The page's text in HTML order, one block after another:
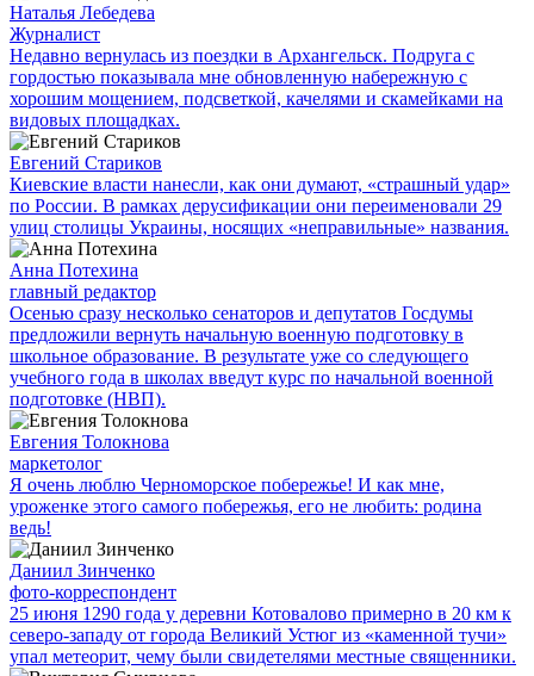
Наталья Лебедева
Журналист
Недавно вернулась из поездки в Архангельск. Подруга с
гордостью показывала мне обновленную набережную с
хорошим мощением, подсветкой, качелями и скамейками на
видовых площадках.
Евгений Стариков
Киевские власти нанесли, как они думают, «страшный удар»
по России. В рамках дерусификации они переименовали 29
улиц столицы Украины, носящих «неправильные» названия.
Анна Потехина
главный редактор
Осенью сразу несколько сенаторов и депутатов Госдумы
предложили вернуть начальную военную подготовку в
школьное образование. В результате уже со следующего
учебного года в школах введут курс по начальной военной
подготовке (НВП).
Евгения Толокнова
маркетолог
Я очень люблю Черноморское побережье! И как мне,
уроженке этого самого побережья, его не любить: родина
ведь!
Даниил Зинченко
фото-корреспондент
25 июня 1290 года у деревни Котовалово примерно в 20 км к
северо-западу от города Великий Устюг из «каменной тучи»
упал метеорит, чему были свидетелями местные священники.